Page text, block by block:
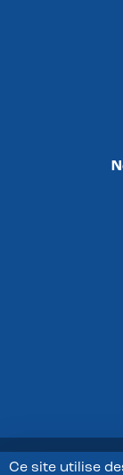
Ce site utilise